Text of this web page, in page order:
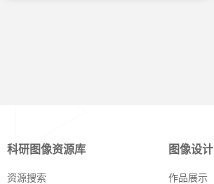
科研图像资源库
资源搜索
图像设计
作品展示